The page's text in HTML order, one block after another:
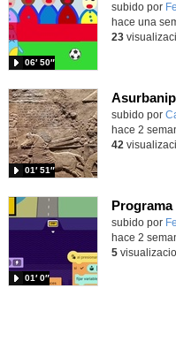
Contenido
subido por
06′ 50″
hace una
23
Contenido
subido por
01′ 51″
hace 2
42
Contenido
subido por
01′ 0″
hace 2
5